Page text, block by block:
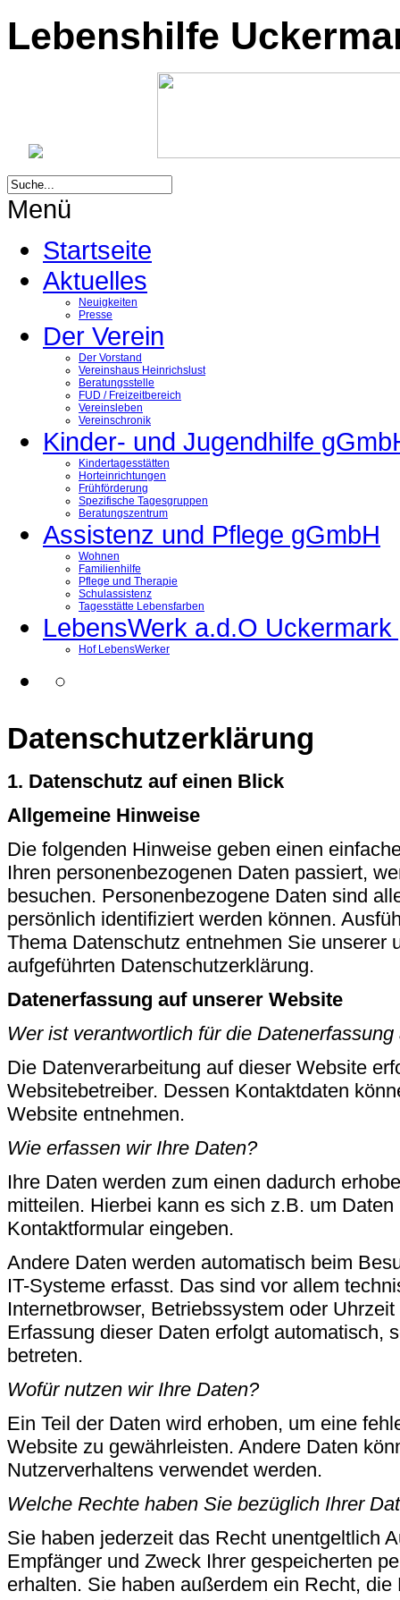
Lebenshilfe
Menü
Startseite
Aktuelles
Neuigkeiten
Presse
Der Verein
Der Vorstand
Vereinshaus Heinrichslust
Beratungsstelle
FUD / Freizeitbereich
Vereinsleben
Vereinschronik
Kinder- und Jugendhilfe
Kindertagesstätten
Horteinrichtungen
Frühförderung
Spezifische Tagesgruppen
Beratungszentrum
Assistenz und Pflege gGmbH
Wohnen
Familienhilfe
Pflege und Therapie
Schulassistenz
Tagesstätte Lebensfarben
LebensWerk a.d.O Uckermark
Hof LebensWerker
Datenschutzerklärung
1. Datenschutz auf einen Blick
Allgemeine Hinweise
Die folgenden Hinweise geben einen
Ihren personenbezogenen Daten passiert,
besuchen. Personenbezogene Daten sind
persönlich identifiziert werden können.
Thema Datenschutz entnehmen Sie unserer
aufgeführten Datenschutzerklärung.
Datenerfassung auf unserer Website
Wer ist verantwortlich für die
Die Datenverarbeitung auf dieser Website
Websitebetreiber. Dessen Kontaktdaten
Website entnehmen.
Wie erfassen wir Ihre Daten?
Ihre Daten werden zum einen dadurch
mitteilen. Hierbei kann es sich z.B. um
Kontaktformular eingeben.
Andere Daten werden automatisch beim
IT-Systeme erfasst. Das sind vor allem
Internetbrowser, Betriebssystem oder
Erfassung dieser Daten erfolgt automatisch,
betreten.
Wofür nutzen wir Ihre Daten?
Ein Teil der Daten wird erhoben, um eine
Website zu gewährleisten. Andere Daten
Nutzerverhaltens verwendet werden.
Welche Rechte haben Sie bezüglich Ihrer
Sie haben jederzeit das Recht unentgeltlich
Empfänger und Zweck Ihrer gespeicherten
erhalten. Sie haben außerdem ein Recht,